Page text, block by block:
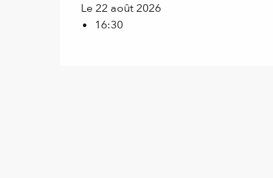
Le 22 août 2026
16:30